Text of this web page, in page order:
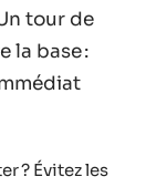
tour de
la base :
? Évitez les